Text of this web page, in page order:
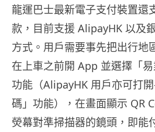
龍運巴士最新電子支付裝置還
款，目前支援 AlipayHK 以及
方式。用戶需要事先把出行地
在上車之前開 App 並選擇「易
功能（AlipayHK 用戶亦可打
碼」功能），在畫面顯示 QR
熒幕對準掃描器的鏡頭，即能